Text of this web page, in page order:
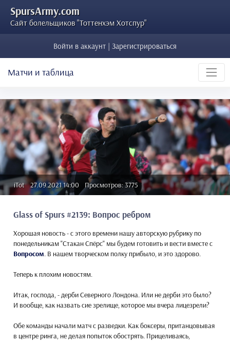
SpursArmy.com
Сайт болельщиков "Тоттенхэм Хотспур"
Войти в аккаунт | Зарегистрироваться
Матчи и таблица
iTot 27.09.2021 14:00 Просмотров: 3775
Glass of Spurs #2139: Вопрос ребром
Хорошая новость - с этого времени нашу авторскую рубрику по
понедельникам "Стакан Спёрс" мы будем готовить и вести вместе с
Вопросом. В нашем творческом полку прибыло, и это здорово.
Теперь к плохим новостям.
Итак, господа, - дерби Северного Лондона. Или не дерби это было?
И вообще, как назвать сие зрелище, которое мы вчера лицезрели?
Обе команды начали матч с разведки. Как боксеры, пританцовывая
в центре ринга, не делая попыток обострять. Прицеливаясь,